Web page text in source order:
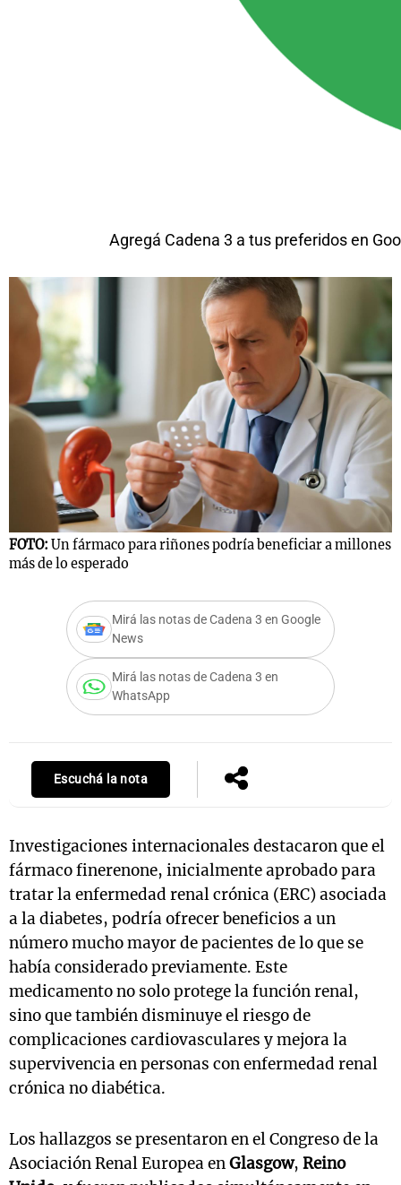
Agregá Cadena 3 a tus preferidos en
FOTO: Un fármaco para riñones podría beneficiar a millones
más de lo esperado
Mirá las notas de Cadena 3 en Google
News
Mirá las notas de Cadena 3 en
WhatsApp
Escuchá la nota
Investigaciones internacionales destacaron que el
fármaco finerenone, inicialmente aprobado para
tratar la enfermedad renal crónica (ERC) asociada
a la diabetes, podría ofrecer beneficios a un
número mucho mayor de pacientes de lo que se
había considerado previamente. Este
medicamento no solo protege la función renal,
sino que también disminuye el riesgo de
complicaciones cardiovasculares y mejora la
supervivencia en personas con enfermedad renal
crónica no diabética.
Los hallazgos se presentaron en el Congreso de la
Asociación Renal Europea enGlasgow, Reino